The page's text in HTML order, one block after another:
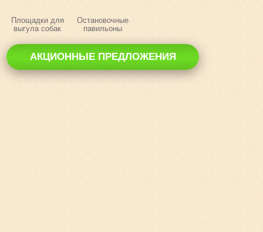
Площадки для
выгула собак
Остановочные
павильоны
АКЦИОННЫЕ ПРЕДЛОЖЕНИЯ